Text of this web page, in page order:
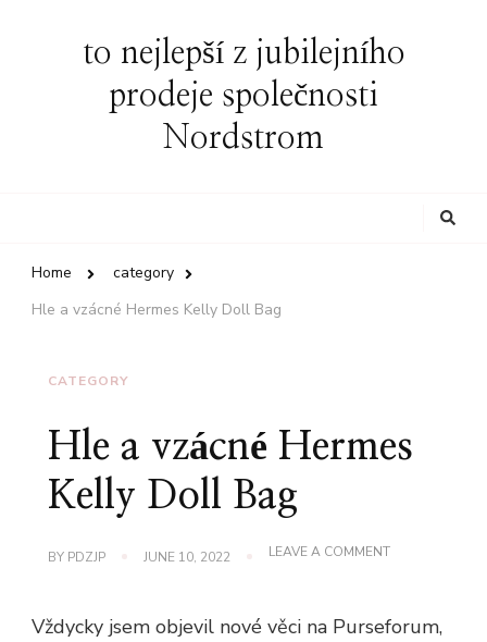
to nejlepší z jubilejního
prodeje společnosti
Nordstrom
Home
category
Hle a vzácné Hermes Kelly Doll Bag
CATEGORY
Hle a vzácné Hermes
Kelly Doll Bag
BY PDZJP JUNE 10, 2022 LEAVE A COMMENTON
HERMES
Vždycky jsem objevil nové věci na Purseforum,